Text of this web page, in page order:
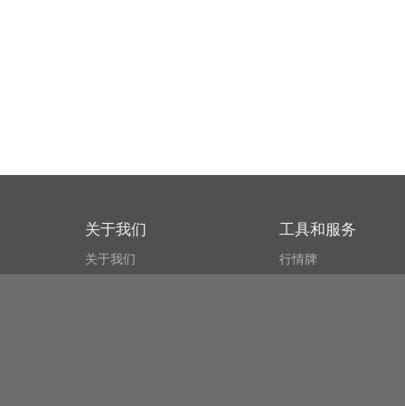
关于我们
关于我们
什么叫CSPA?
工具和服务
行情牌
比特币 显示器